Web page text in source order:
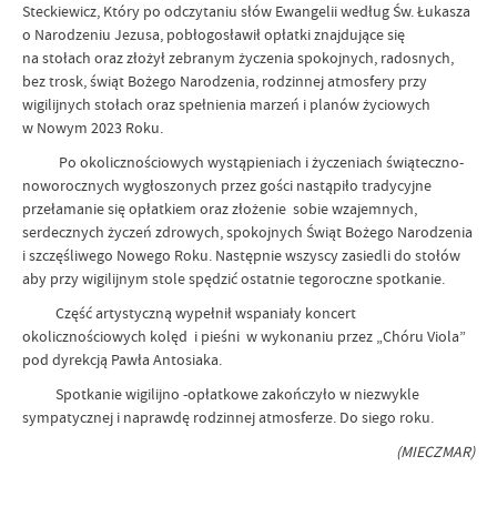
Steckiewicz, Który po odczytaniu słów Ewangelii według Św. Łukasza
o Narodzeniu Jezusa, pobłogosławił opłatki znajdujące się
na stołach oraz złożył zebranym życzenia spokojnych, radosnych,
bez trosk, świąt Bożego Narodzenia, rodzinnej atmosfery przy
wigilijnych stołach oraz spełnienia marzeń i planów życiowych
w Nowym 2023 Roku.
Po okolicznościowych wystąpieniach i życzeniach świąteczno-
noworocznych wygłoszonych przez gości nastąpiło tradycyjne
przełamanie się opłatkiem oraz złożenie sobie wzajemnych,
serdecznych życzeń zdrowych, spokojnych Świąt Bożego Narodzenia
i szczęśliwego Nowego Roku. Następnie wszyscy zasiedli do stołów
aby przy wigilijnym stole spędzić ostatnie tegoroczne spotkanie.
Część artystyczną wypełnił wspaniały koncert
okolicznościowych kolęd i pieśni w wykonaniu przez „Chóru Viola”
pod dyrekcją Pawła Antosiaka.
Spotkanie wigilijno -opłatkowe zakończyło w niezwykle
sympatycznej i naprawdę rodzinnej atmosferze. Do siego roku.
(MIECZMAR)